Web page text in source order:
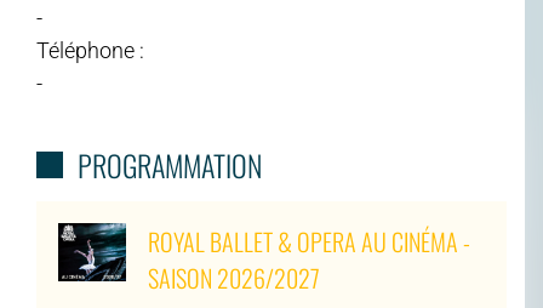
-
Téléphone :
-
PROGRAMMATION
ROYAL BALLET & OPERA AU CINÉMA -
SAISON 2026/2027